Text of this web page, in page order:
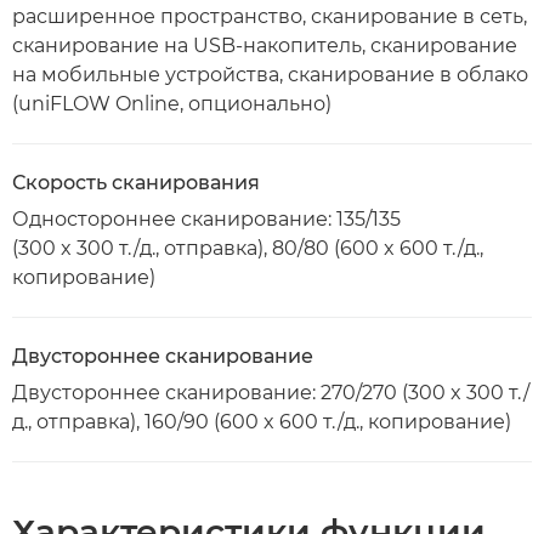
расширенное пространство, сканирование в сеть,
сканирование на USB-накопитель, сканирование
на мобильные устройства, сканирование в облако
(uniFLOW Online, опционально)
Скорость сканирования
Одностороннее сканирование: 135/135
(300 x 300 т./д., отправка), 80/80 (600 x 600 т./д.,
копирование)
Двустороннее сканирование
Двустороннее сканирование: 270/270 (300 x 300 т./
д., отправка), 160/90 (600 x 600 т./д., копирование)